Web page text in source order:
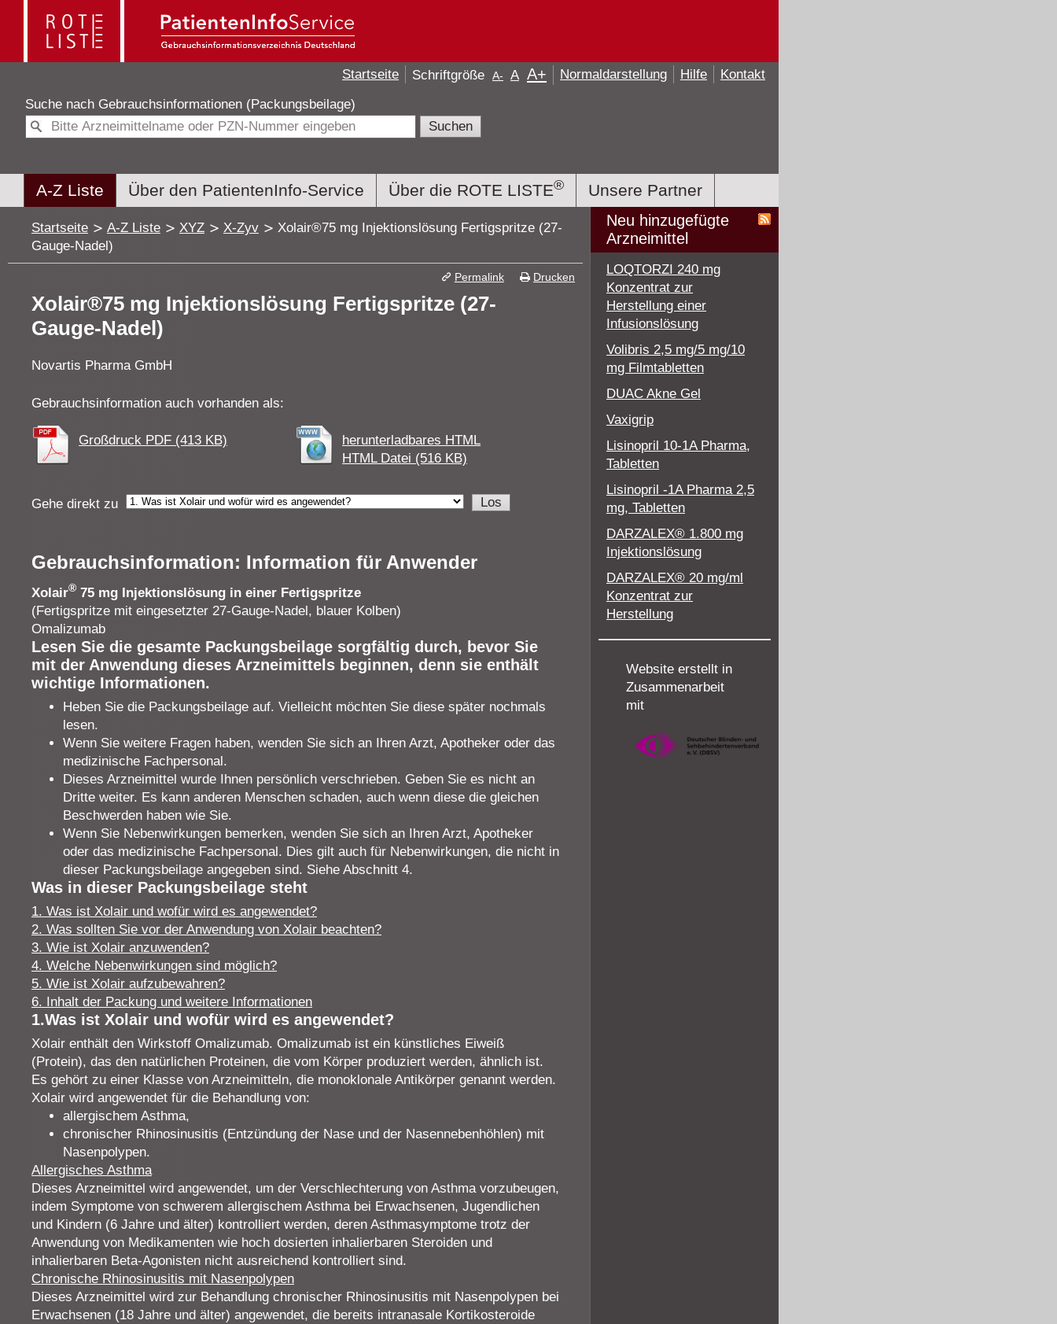
Suche nach Gebrauchsinformationen (Packungsbeilage)
A-Z Liste Über den PatientenInfo-Service Über die ROTE LISTE® Unsere Partner
Startseite Schriftgröße A- A A+ Normaldarstellung Hilfe Kontakt
Startseite A-Z Liste XYZ X-Zyv
Xolair®75 mg Injektionslösung Fertigspritze (27-
Gauge-Nadel)
Xolair®75 mg Injektionslösung Fertigspritze (27-
Gauge-Nadel)
Novartis Pharma GmbH
Gebrauchsinformation auch vorhanden als:
Großdruck PDF (413 KB)
herunterladbares HTML
HTML Datei (516 KB)
Gehe direkt zu
Gebrauchsinformation: Information für Anwender
Xolair® 75 mg Injektionslösung in einer Fertigspritze
(Fertigspritze mit eingesetzter 27‑Gauge-Nadel, blauer Kolben)
Omalizumab
Lesen Sie die gesamte Packungsbeilage sorgfältig durch, bevor Sie
mit der Anwendung dieses Arzneimittels beginnen, denn sie enthält
wichtige Informationen.
Heben Sie die Packungsbeilage auf. Vielleicht möchten Sie diese später nochmals
lesen.
Wenn Sie weitere Fragen haben, wenden Sie sich an Ihren Arzt, Apotheker oder das
medizinische Fachpersonal.
Dieses Arzneimittel wurde Ihnen persönlich verschrieben. Geben Sie es nicht an
Dritte weiter. Es kann anderen Menschen schaden, auch wenn diese die gleichen
Beschwerden haben wie Sie.
Wenn Sie Nebenwirkungen bemerken, wenden Sie sich an Ihren Arzt, Apotheker
oder das medizinische Fachpersonal. Dies gilt auch für Nebenwirkungen, die nicht in
dieser Packungsbeilage angegeben sind. Siehe Abschnitt 4.
Was in dieser Packungsbeilage steht
1. Was ist Xolair und wofür wird es angewendet?
2. Was sollten Sie vor der Anwendung von Xolair beachten?
3. Wie ist Xolair anzuwenden?
4. Welche Nebenwirkungen sind möglich?
5. Wie ist Xolair aufzubewahren?
6. Inhalt der Packung und weitere Informationen
1.Was ist Xolair und wofür wird es angewendet?
Xolair enthält den Wirkstoff Omalizumab. Omalizumab ist ein künstliches Eiweiß
(Protein), das den natürlichen Proteinen, die vom Körper produziert werden, ähnlich ist.
Es gehört zu einer Klasse von Arzneimitteln, die monoklonale Antikörper genannt werden.
Xolair wird angewendet für die Behandlung von:
allergischem Asthma,
chronischer Rhinosinusitis (Entzündung der Nase und der Nasennebenhöhlen) mit
Nasenpolypen.
Allergisches Asthma
Dieses Arzneimittel wird angewendet, um der Verschlechterung von Asthma vorzubeugen,
indem Symptome von schwerem allergischem Asthma bei Erwachsenen, Jugendlichen
und Kindern (6 Jahre und älter) kontrolliert werden, deren Asthmasymptome trotz der
Anwendung von Medikamenten wie hoch dosierten inhalierbaren Steroiden und
inhalierbaren Beta-Agonisten nicht ausreichend kontrolliert sind.
Chronische Rhinosinusitis mit Nasenpolypen
Dieses Arzneimittel wird zur Behandlung chronischer Rhinosinusitis mit Nasenpolypen bei
Erwachsenen (18 Jahre und älter) angewendet, die bereits intranasale Kortikosteroide
Permalink Drucken
Neu hinzugefügte
Arzneimittel
LOQTORZI 240 mg
Konzentrat zur
Herstellung einer
Infusionslösung
Volibris 2,5 mg/5 mg/10
mg Filmtabletten
DUAC Akne Gel
Vaxigrip
Lisinopril 10-1A Pharma,
Tabletten
Lisinopril -1A Pharma 2,5
mg, Tabletten
DARZALEX® 1.800 mg
Injektionslösung
DARZALEX® 20 mg/ml
Konzentrat zur
Herstellung
Website erstellt in
Zusammenarbeit
mit